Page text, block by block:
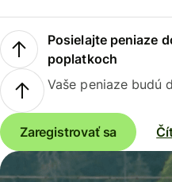
Posielajte peniaze
poplatkoch
Vaše peniaze budú
Zaregistrovať sa